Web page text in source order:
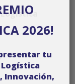
2026!
tu
Innovación,